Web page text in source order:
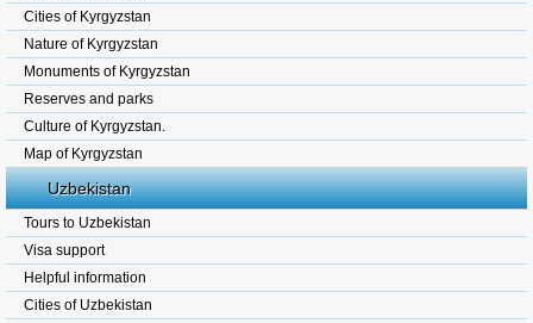
Cities of Kyrgyzstan
Nature of Kyrgyzstan
Monuments of Kyrgyzstan
Reserves and parks
Culture of Kyrgyzstan.
Map of Kyrgyzstan
Uzbekistan
Tours to Uzbekistan
Visa support
Helpful information
Cities of Uzbekistan